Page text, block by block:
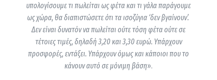
υπολογίσουμε τι πωλείται ως φέτα και τι γάλα παράγουμε
ως χώρα, θα διαπιστώσετε ότι τα ισοζύγια ‘δεν βγαίνουν’.
Δεν είναι δυνατόν να πωλείται ούτε τόση φέτα ούτε σε
τέτοιες τιμές, δηλαδή 3,20 και 3,30 ευρώ. Υπάρχουν
προσφορές, εντάξει. Υπάρχουν όμως και κάποιοι που το
κάνουν αυτό σε μόνιμη βάση».